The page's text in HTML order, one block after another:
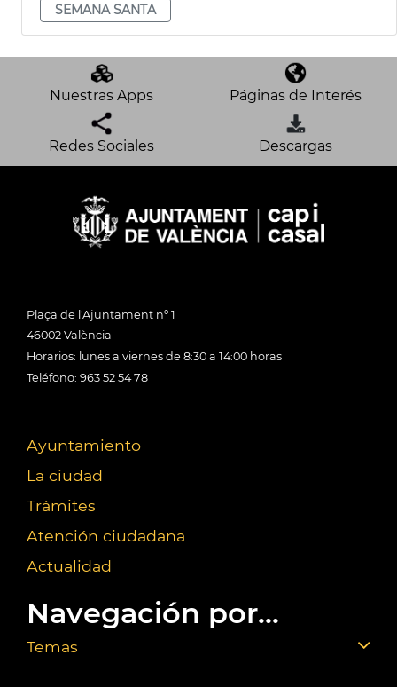
SEMANA SANTA
Nuestras Apps Páginas de Interés
Redes Sociales Descargas
Plaça de l'Ajuntament nº 1
46002 València
Horarios: lunes a viernes de 8:30 a 14:00 horas
Teléfono: 963 52 54 78
Ayuntamiento
La ciudad
Trámites
Atención ciudadana
Actualidad
Navegación por...
Temas